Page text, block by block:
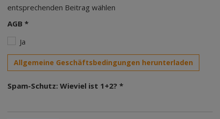
entsprechenden Beitrag wählen
AGB *
Ja
Allgemeine Geschäftsbedingungen herunterladen
Spam-Schutz: Wieviel ist 1+2? *